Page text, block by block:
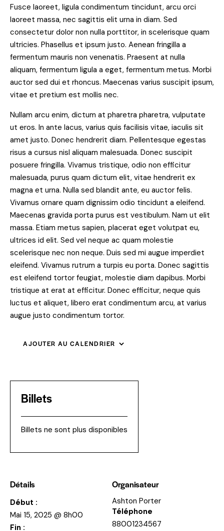
Fusce laoreet, ligula condimentum tincidunt, arcu orci
laoreet massa, nec sagittis elit urna in diam. Sed
consectetur dolor non nulla porttitor, in scelerisque quam
ultricies. Phasellus et ipsum justo. Aenean fringilla a
fermentum mauris non venenatis. Praesent at nulla
aliquam, fermentum ligula a eget, fermentum metus. Morbi
auctor sed dui et rhoncus. Maecenas varius suscipit ipsum,
vitae et pretium est mollis nec.
Nullam arcu enim, dictum at pharetra pharetra, vulputate
ut eros. In ante lacus, varius quis facilisis vitae, iaculis sit
amet justo. Donec hendrerit diam. Pellentesque egestas
risus a cursus nisl aliquam malesuada. Donec suscipit
posuere fringilla. Vivamus tristique, odio non efficitur
malesuada, purus quam dictum elit, vitae hendrerit ex
magna et urna. Nulla sed blandit ante, eu auctor felis.
Vivamus ornare quam dignissim odio tincidunt a eleifend.
Maecenas gravida porta purus est vestibulum. Nam ut elit
massa. Etiam metus sapien, placerat eget volutpat eu,
ultrices id elit. Sed vel neque ac quam molestie
scelerisque nec non neque. Duis sed mi augue imperdiet
eleifend. Vivamus rutrum a turpis eu porta. Donec sagittis
est eleifend tortor feugiat, molestie diam dapibus. Morbi
tristique at erat at efficitur. Donec efficitur, neque quis
luctus et aliquet, libero erat condimentum arcu, at varius
augue justo condimentum tortor.
AJOUTER AU CALENDRIER
Billets
Billets ne sont plus disponibles
Détails
Début :
Mai 15, 2025 @ 8h00
Fin :
Organisateur
Ashton Porter
Téléphone
88001234567